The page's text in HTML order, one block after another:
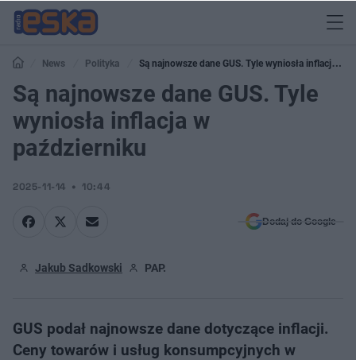
News Polityka
Są najnowsze dane GUS. Tyle wyniosła inflacja w
październiku
Są najnowsze dane GUS. Tyle
wyniosła inflacja w
październiku
2025-11-14 10:44
Dodaj do Google
Jakub Sadkowski PAP.
GUS podał najnowsze dane dotyczące inflacji.
Ceny towarów i usług konsumpcyjnych w